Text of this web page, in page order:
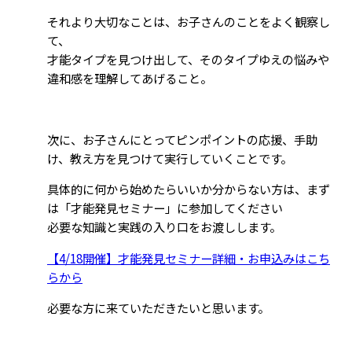
それより大切なことは、お子さんのことをよく観察し
て、
才能タイプを見つけ出して、そのタイプゆえの悩みや
違和感を理解してあげること。
次に、お子さんにとってピンポイントの応援、手助
け、教え方を見つけて実行していくことです。
具体的に何から始めたらいいか分からない方は、まず
は「才能発見セミナー」に参加してください
必要な知識と実践の入り口をお渡しします。
【4/18開催】才能発見セミナー詳細・お申込みはこち
らから
必要な方に来ていただきたいと思います。